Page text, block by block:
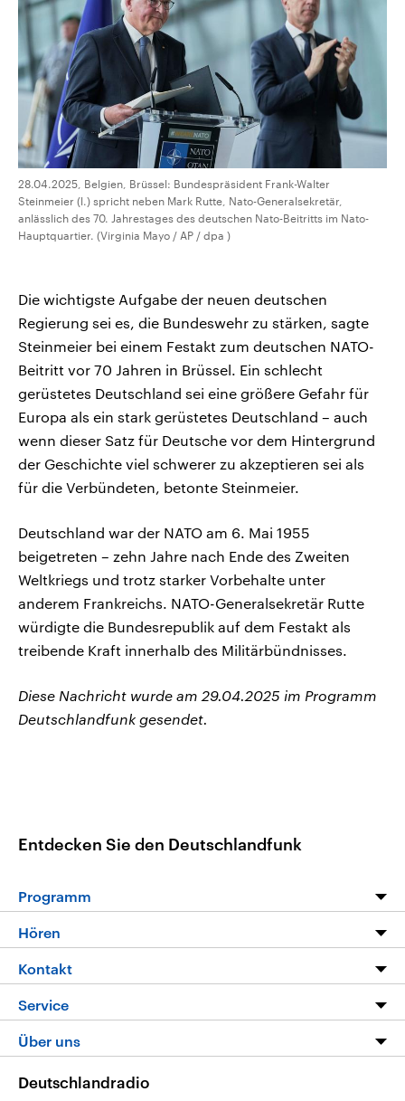
28.04.2025, Belgien, Brüssel: Bundespräsident Frank-Walter
Steinmeier (l.) spricht neben Mark Rutte, Nato-Generalsekretär,
anlässlich des 70. Jahrestages des deutschen Nato-Beitritts im Nato-
Hauptquartier. (Virginia Mayo / AP / dpa )
Die wichtigste Aufgabe der neuen deutschen
Regierung sei es, die Bundeswehr zu stärken, sagte
Steinmeier bei einem Festakt zum deutschen NATO-
Beitritt vor 70 Jahren in Brüssel. Ein schlecht
gerüstetes Deutschland sei eine größere Gefahr für
Europa als ein stark gerüstetes Deutschland – auch
wenn dieser Satz für Deutsche vor dem Hintergrund
der Geschichte viel schwerer zu akzeptieren sei als
für die Verbündeten, betonte Steinmeier.
Deutschland war der NATO am 6. Mai 1955
beigetreten – zehn Jahre nach Ende des Zweiten
Weltkriegs und trotz starker Vorbehalte unter
anderem Frankreichs. NATO-Generalsekretär Rutte
würdigte die Bundesrepublik auf dem Festakt als
treibende Kraft innerhalb des Militärbündnisses.
Diese Nachricht wurde am 29.04.2025 im Programm
Deutschlandfunk gesendet.
Entdecken Sie den Deutschlandfunk
Programm
Programm
Die Nachrichten
Nachrichtenleicht
Neue Beiträge auf dlf.de
Hören
Livestream
Podcasts
Deutschlandfunk App
Nachrichten App
Kontakt
Hörerservice
Service
FAQ
Veranstaltungen
Über uns
Deutschlandradio